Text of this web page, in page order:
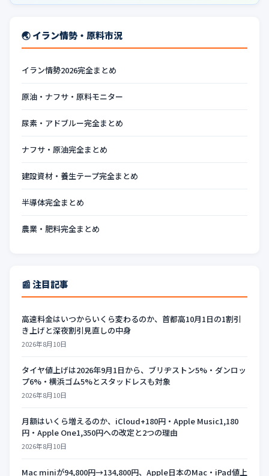
🌏 イラン情勢・原料市況
イラン情勢2026完全まとめ
原油・ナフサ・原料モニター
尿素・アドブルー完全まとめ
ナフサ・原油完全まとめ
建設資材・養生テープ完全まとめ
半導体完全まとめ
農業・肥料完全まとめ
📰 注目記事
高速料金はいつからいくら変わるのか、首都高10月1日の1割引
き上げと深夜割引見直しの中身
2026年8月10日
タイヤ値上げは2026年9月1日から、ブリヂストン5%・ダンロッ
プ6%・横浜ゴム5%とスタッドレスも対象
2026年8月10日
月額はいくら増えるのか、iCloud+180円・Apple Music1,180
円・Apple One1,350円への改定と2つの理由
2026年8月10日
Mac miniが94,800円→134,800円、Apple日本のMac・iPad値上